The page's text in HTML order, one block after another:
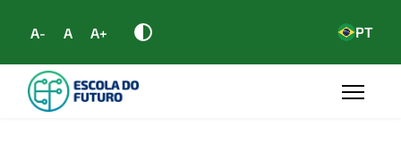
A- A A+ PT